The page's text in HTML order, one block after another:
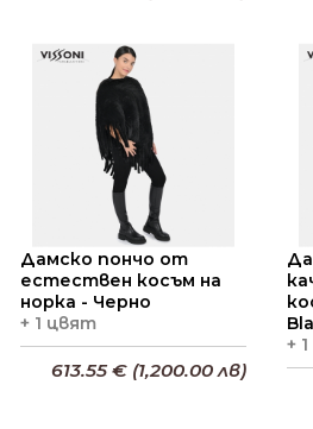
Добави в кошницата
Дамско пончо от
естествен косъм на
норка - Черно
+ 1 цвят
613.55 € (1,200.00 лв)
+